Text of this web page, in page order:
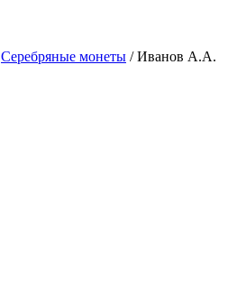
Серебряные монеты / Иванов А.А.